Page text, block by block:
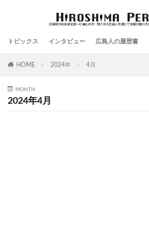
トピックス インタビュー 広島人の履歴書
HOME 2024年 4月
MONTH
2024年4月